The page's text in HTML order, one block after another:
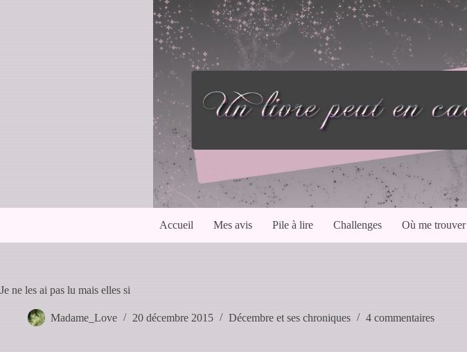
Accueil Mes avis Pile à lire Challenges Où me trouver
Je ne les ai pas lu mais elles si
Madame_Love 20 décembre 2015 Décembre et ses chroniques 4 commentaires